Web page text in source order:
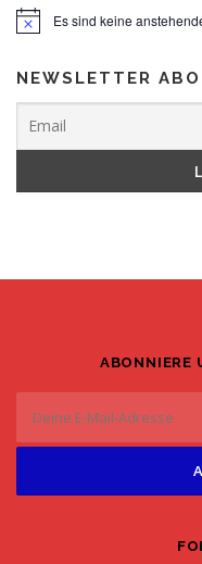
Es sind keine
NEWSLETTER
ABONNIERE